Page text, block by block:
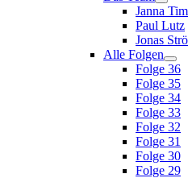
Janna
Paul Lutz
Jonas
Alle Folgen
Folge 36
Folge 35
Folge 34
Folge 33
Folge 32
Folge 31
Folge 30
Folge 29